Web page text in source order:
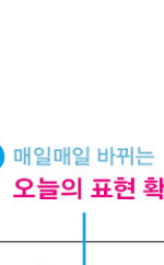
great 사진 잘 안 나왔
시 생각해 볼게
책 좀 하자
려 줘서 고마워
목소리 낮춰
맞았어